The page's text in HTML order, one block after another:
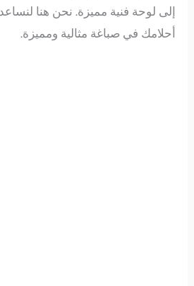
إلى لوحة فنية مميزة. نحن هنا
أحلامك في صباغة مثالية ومميزة.